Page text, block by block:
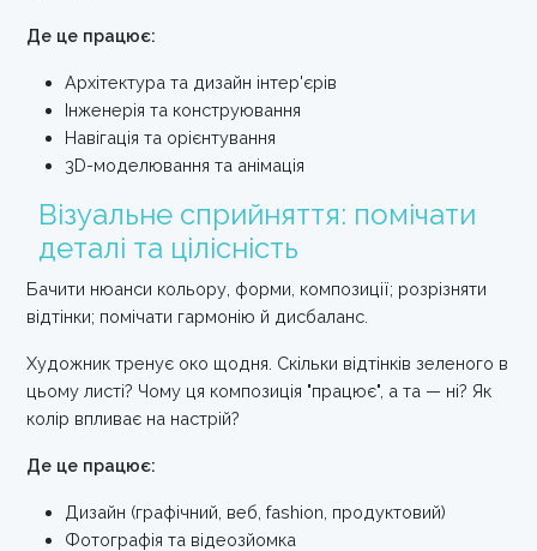
Де це працює:
Архітектура та дизайн інтер'єрів
Інженерія та конструювання
Навігація та орієнтування
3D-моделювання та анімація
Візуальне сприйняття: помічати
деталі та цілісність
Бачити нюанси кольору, форми, композиції; розрізняти
відтінки; помічати гармонію й дисбаланс.
Художник тренує око щодня. Скільки відтінків зеленого в
цьому листі? Чому ця композиція "працює", а та — ні? Як
колір впливає на настрій?
Де це працює:
Дизайн (графічний, веб, fashion, продуктовий)
Фотографія та відеозйомка